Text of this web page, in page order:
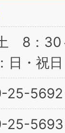
8：
日・祝日
25-5692
25-5693